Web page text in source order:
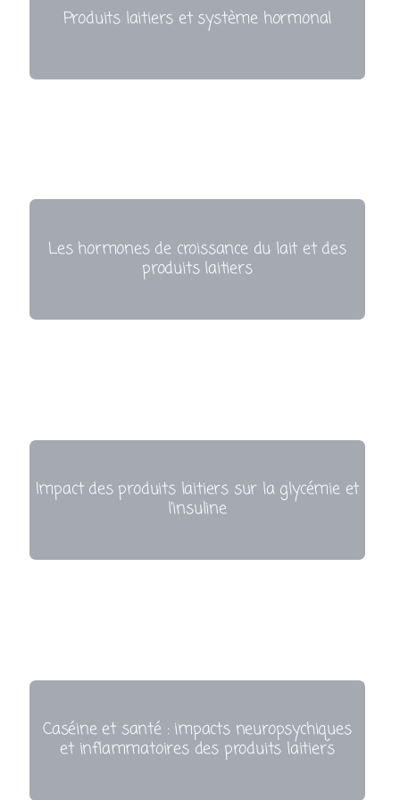
Produits laitiers et système hormonal
Les hormones de croissance du lait et des
produits laitiers
Impact des produits laitiers sur la glycémie et
l’insuline
Caséine et santé : impacts neuropsychiques
et inflammatoires des produits laitiers